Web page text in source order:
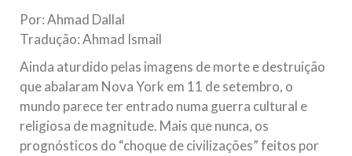
10 DE NOVEMBRO DE 2013
Falecimento do Imam Ali Ibn Al-Hussein
(A.S.)
Em nome de Deus, o Clemente, o Misericordioso! Diante da
data em que relembramos o martírio do quarto Imam dos
muçulmanos, o Imam Ali Ibn Al-Hussein Ibn Ali Ibn Abi Táleb
(A.S.), conhecido por “Zein Al-Ábidin” (Formosura
Por: Ahmad Dallal
Tradução: Ahmad Ismail
Ainda aturdido pelas imagens de morte e destruição
que abalaram Nova York em 11 de setembro, o
mundo parece ter entrado numa guerra cultural e
religiosa de magnitude. Mais que nunca, os
prognósticos do “choque de civilizações” feitos por